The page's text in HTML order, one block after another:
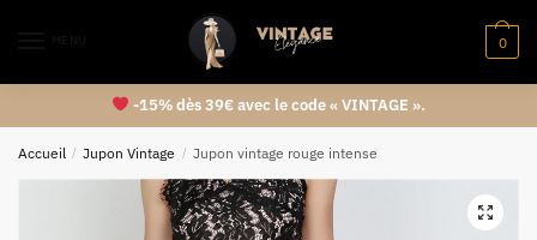
0
-15% dès 39€ avec le code « VINTAGE ».
Accueil / Jupon Vintage / Jupon vintage rouge intense